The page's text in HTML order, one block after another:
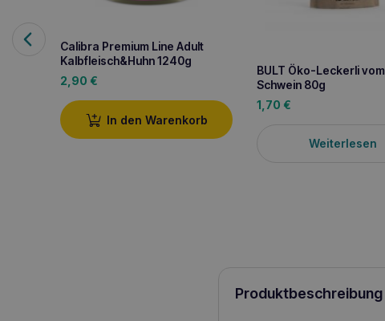
Calibra Premium Line Adult
Kalbfleisch&Huhn 1240g
2,90 €
In den Warenkorb
BULT Öko-Leckerli vom
Schwein 80g
1,70 €
Weiterlesen
Produktbeschreibung